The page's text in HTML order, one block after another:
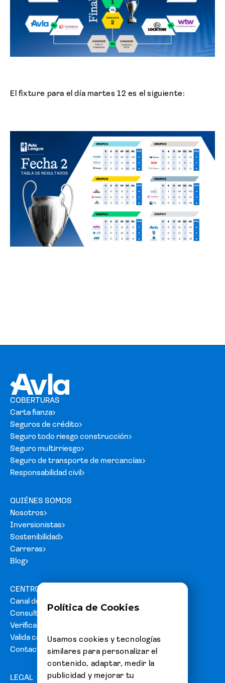
El fixture para el día martes 12 es el siguiente:
COBERTURAS
Carta fianza
Seguros de crédito
Seguro todo riesgo construcción
Seguro multirriesgo
Seguro de transporte de mercancías
Responsabilidad civil
QUIÉNES SOMOS
Nosotros
Inversionistas
Sostenibilidad
Carreras
Blog
CENTRO DE AYUDA
Canal de denuncias
Consultas y reclamos
Verifica tu carta fianza
Valida cartas de acreditación
Contacto
LEGAL
Política de Cookies
Usamos cookies y tecnologías
similares para personalizar el
contenido, adaptar, medir la
publicidad y mejorar tu